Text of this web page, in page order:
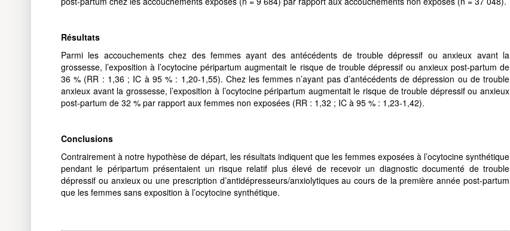
Résultats
Parmi les accouchements chez des femmes ayant des antécédents de trouble dépressif ou anxieux avant la
grossesse, l’exposition à l’ocytocine péripartum augmentait le risque de trouble dépressif ou anxieux post-partum de
36 % (RR : 1,36 ; IC à 95 % : 1,20-1,55). Chez les femmes n’ayant pas d’antécédents de dépression ou de trouble
anxieux avant la grossesse, l’exposition à l’ocytocine péripartum augmentait le risque de trouble dépressif ou anxieux
post-partum de 32 % par rapport aux femmes non exposées (RR : 1,32 ; IC à 95 % : 1,23-1,42).
Conclusions
Contrairement à notre hypothèse de départ, les résultats indiquent que les femmes exposées à l’ocytocine synthétique
pendant le péripartum présentaient un risque relatif plus élevé de recevoir un diagnostic documenté de trouble
dépressif ou anxieux ou une prescription d’antidépresseurs/anxiolytiques au cours de la première année post-partum
que les femmes sans exposition à l’ocytocine synthétique.